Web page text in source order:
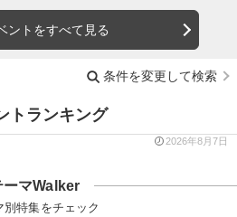
ントをすべて見る
条件を変更して検索
トランキング
2026年8月7日
ーマWalker
別特集をチェック